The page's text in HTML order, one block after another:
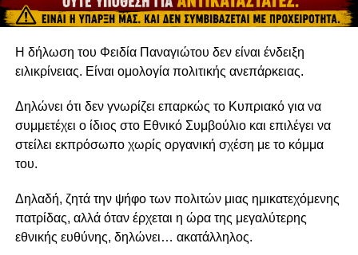
Η δήλωση του Φειδία Παναγιώτου δεν είναι ένδειξη
ειλικρίνειας. Είναι ομολογία πολιτικής ανεπάρκειας.
Δηλώνει ότι δεν γνωρίζει επαρκώς το Κυπριακό για να
συμμετέχει ο ίδιος στο Εθνικό Συμβούλιο και επιλέγει να
στείλει εκπρόσωπο χωρίς οργανική σχέση με το κόμμα
του.
Δηλαδή, ζητά την ψήφο των πολιτών μιας ημικατεχόμενης
πατρίδας, αλλά όταν έρχεται η ώρα της μεγαλύτερης
εθνικής ευθύνης, δηλώνει… ακατάλληλος.